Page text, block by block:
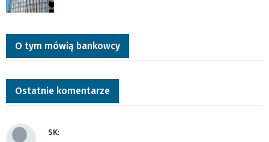
O tym mówią bankowcy
Ostatnie komentarze
SK: